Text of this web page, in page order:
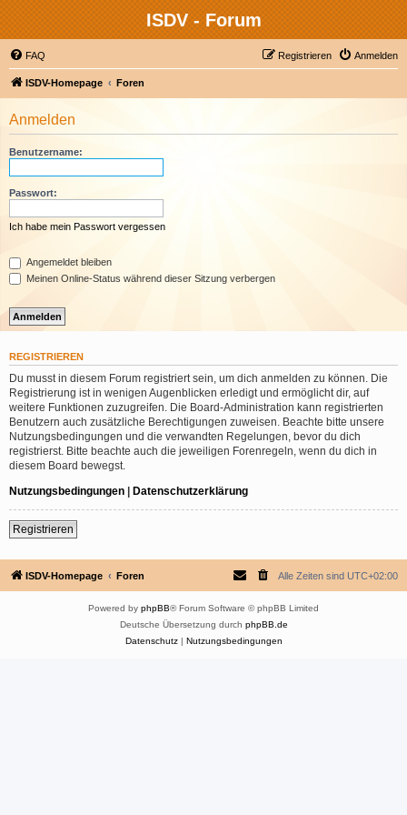
ISDV - Forum
FAQ Anmelden
Registrieren
ISDV-Homepage Foren
Anmelden
Benutzername:
Passwort:
Ich habe mein Passwort vergessen
Angemeldet bleiben
Meinen Online-Status während dieser Sitzung verbergen
REGISTRIEREN
Du musst in diesem Forum registriert sein, um dich anmelden zu können. Die
Registrierung ist in wenigen Augenblicken erledigt und ermöglicht dir, auf
weitere Funktionen zuzugreifen. Die Board-Administration kann registrierten
Benutzern auch zusätzliche Berechtigungen zuweisen. Beachte bitte unsere
Nutzungsbedingungen und die verwandten Regelungen, bevor du dich
registrierst. Bitte beachte auch die jeweiligen Forenregeln, wenn du dich in
diesem Board bewegst.
Nutzungsbedingungen | Datenschutzerklärung
Registrieren
ISDV-Homepage Foren Alle Zeiten sind UTC+02:00
Powered by phpBB® Forum Software © phpBB Limited
Deutsche Übersetzung durch phpBB.de
Datenschutz| Nutzungsbedingungen